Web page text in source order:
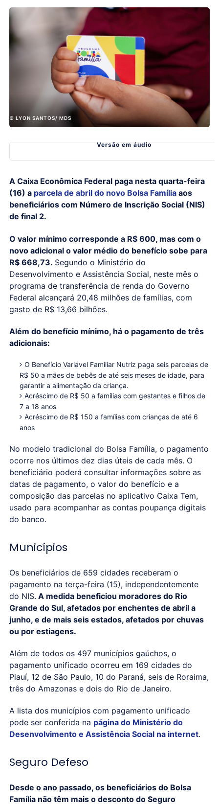
© LYON SANTOS/ MDS
Versão em áudio
A Caixa Econômica Federal paga nesta quarta-feira
(16) a parcela de abril do novo Bolsa Famíliaaos
beneficiários com Número de Inscrição Social (NIS)
de final 2.
O valor mínimo corresponde a R$ 600, mas com o
novo adicional o valor médio do benefício sobe para
R$ 668,73. Segundo o Ministério do
Desenvolvimento e Assistência Social, neste mês o
programa de transferência de renda do Governo
Federal alcançará 20,48 milhões de famílias, com
gasto de R$ 13,66 bilhões.
Além do benefício mínimo, há o pagamento de três
adicionais:
O Benefício Variável Familiar Nutriz paga seis parcelas de
R$ 50 a mães de bebês de até seis meses de idade, para
garantir a alimentação da criança.
Acréscimo de R$ 50 a famílias com gestantes e filhos de
7 a 18 anos
Acréscimo de R$ 150 a famílias com crianças de até 6
anos
No modelo tradicional do Bolsa Família, o pagamento
ocorre nos últimos dez dias úteis de cada mês. O
beneficiário poderá consultar informações sobre as
datas de pagamento, o valor do benefício e a
composição das parcelas no aplicativo Caixa Tem,
usado para acompanhar as contas poupança digitais
do banco.
Municípios
Os beneficiários de 659 cidades receberam o
pagamento na terça-feira (15), independentemente
do NIS. A medida beneficiou moradores do Rio
Grande do Sul, afetados por enchentes de abril a
junho, e de mais seis estados, afetados por chuvas
ou por estiagens.
Além de todos os 497 municípios gaúchos, o
pagamento unificado ocorreu em 169 cidades do
Piauí, 12 de São Paulo, 10 do Paraná, seis de Roraima,
três do Amazonas e dois do Rio de Janeiro.
A lista dos municípios com pagamento unificado
pode ser conferida na página do Ministério do
Desenvolvimento e Assistência Social na internet.
Seguro Defeso
Desde o ano passado, os beneficiários do Bolsa
Família não têm mais o desconto do Seguro